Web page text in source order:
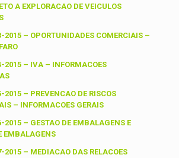
A EXPLORACAO DE VEICULOS
2015 – OPORTUNIDADES COMERCIAIS –
2015 – IVA – INFORMACOES
2015 – PREVENCAO DE RISCOS
– INFORMACOES GERAIS
2015 – GESTAO DE EMBALAGENS E
EMBALAGENS
2015 – MEDIACAO DAS RELACOES